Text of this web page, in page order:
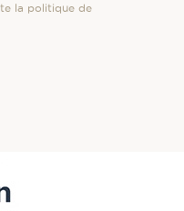
la politique de